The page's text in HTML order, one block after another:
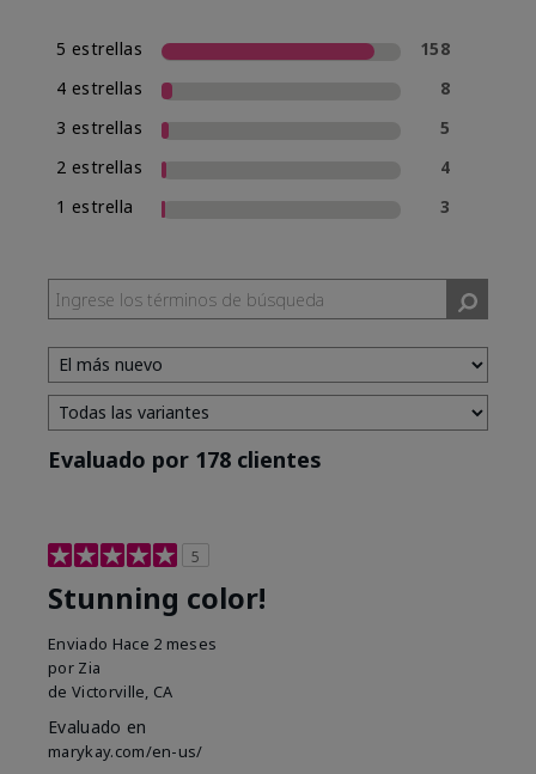
5 estrellas
158
4 estrellas
8
3 estrellas
5
2 estrellas
4
1 estrella
3
Evaluado por 178 clientes
5
Stunning color!
Enviado Hace 2 meses
por Zia
de Victorville, CA
Evaluado en
marykay.com/en-us/